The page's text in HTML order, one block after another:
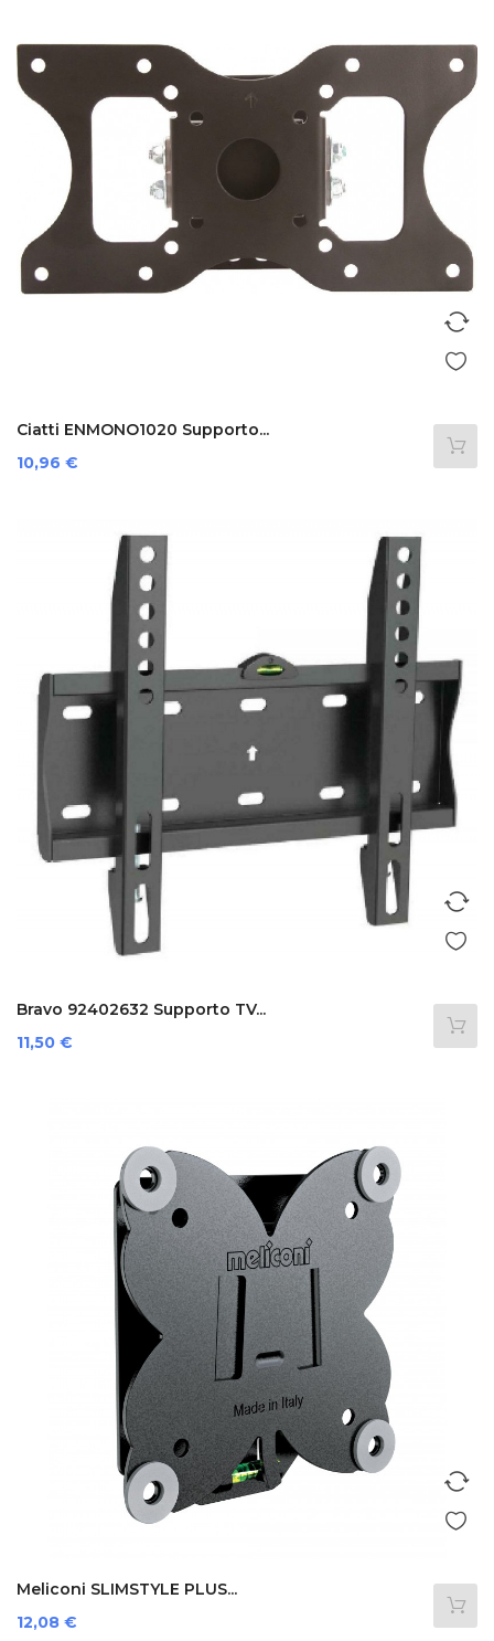
Ciatti ENMONO1020 Supporto...
Prezzo
10,96 €
Bravo 92402632 Supporto TV...
Prezzo
11,50 €
Meliconi SLIMSTYLE PLUS...
Prezzo
12,08 €